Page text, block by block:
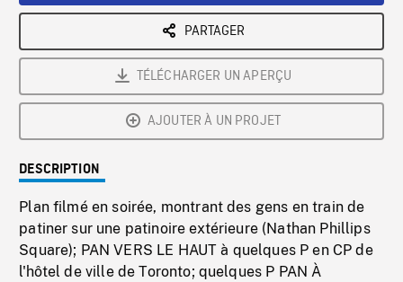
PARTAGER
TÉLÉCHARGER UN APERÇU
AJOUTER À UN PROJET
DESCRIPTION
Plan filmé en soirée, montrant des gens en train de
patiner sur une patinoire extérieure (Nathan Phillips
Square); PAN VERS LE HAUT à quelques P en CP de
l'hôtel de ville de Toronto; quelques P PAN À